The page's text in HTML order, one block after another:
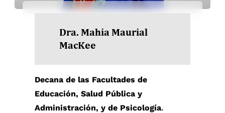
Dra. Mahia Maurial
MacKee
Decana de las Facultades de
Educación, Salud Pública y
Administración, y de Psicología.